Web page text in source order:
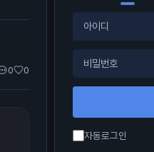
0 0
자동로그인